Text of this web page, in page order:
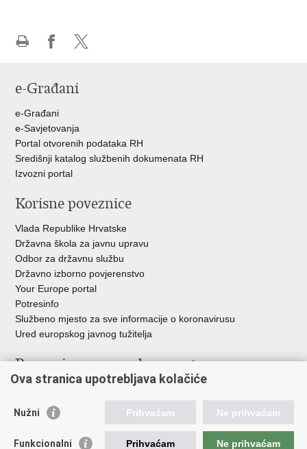
FacebookuTwitteru
e-Građani
e-Građani
e-Savjetovanja
Portal otvorenih podataka RH
Središnji katalog službenih dokumenata RH
Izvozni portal
Korisne poveznice
Vlada Republike Hrvatske
Državna škola za javnu upravu
Odbor za državnu službu
Državno izborno povjerenstvo
Your Europe portal
Potresinfo
Službeno mjesto za sve informacije o koronavirusu
Ured europskog javnog tužitelja
Poveznice pravosudnog sustava
Državno odvjetništvo
Ured za suzbijanje korupcije i organiziranog kriminaliteta
Ova stranica upotrebljava kolačiće
Nužni Prihvaćam Ne prihvaćam
Funkcionalni Prihvaćam Ne prihvaćam